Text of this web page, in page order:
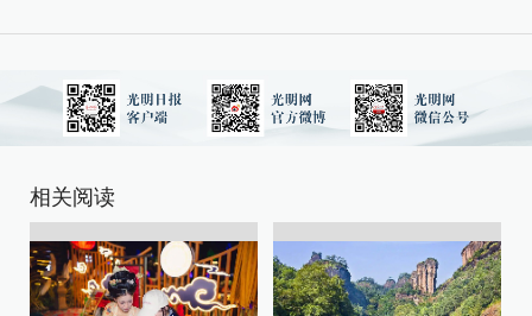
相关阅读